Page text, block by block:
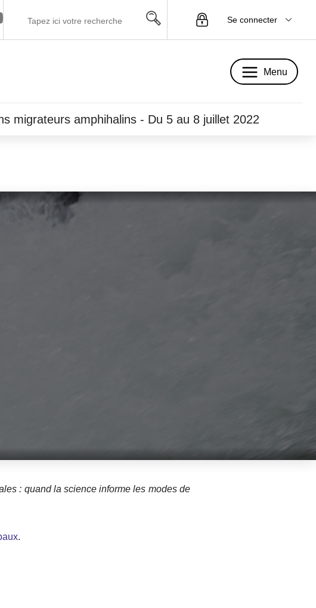
Se connecter
Menu
migrateurs amphihalins - Du 5 au 8 juillet 2022
: quand la science informe les modes de
.